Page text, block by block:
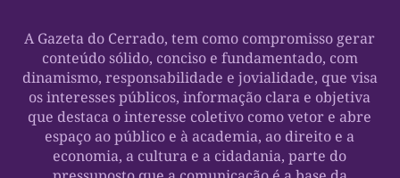
A Gazeta do Cerrado, tem como compromisso gerar
conteúdo sólido, conciso e fundamentado, com
dinamismo, responsabilidade e jovialidade, que visa
os interesses públicos, informação clara e objetiva
que destaca o interesse coletivo como vetor e abre
espaço ao público e à academia, ao direito e a
economia, a cultura e a cidadania, parte do